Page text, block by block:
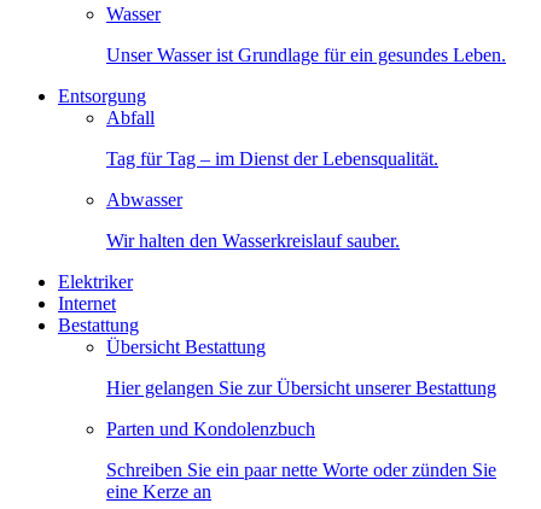
Wasser
Unser Wasser ist Grundlage für ein gesundes Leben.
Entsorgung
Abfall
Tag für Tag – im Dienst der Lebensqualität.
Abwasser
Wir halten den Wasserkreislauf sauber.
Elektriker
Internet
Bestattung
Übersicht Bestattung
Hier gelangen Sie zur Übersicht unserer Bestattung
Parten und Kondolenzbuch
Schreiben Sie ein paar nette Worte oder zünden Sie
eine Kerze an